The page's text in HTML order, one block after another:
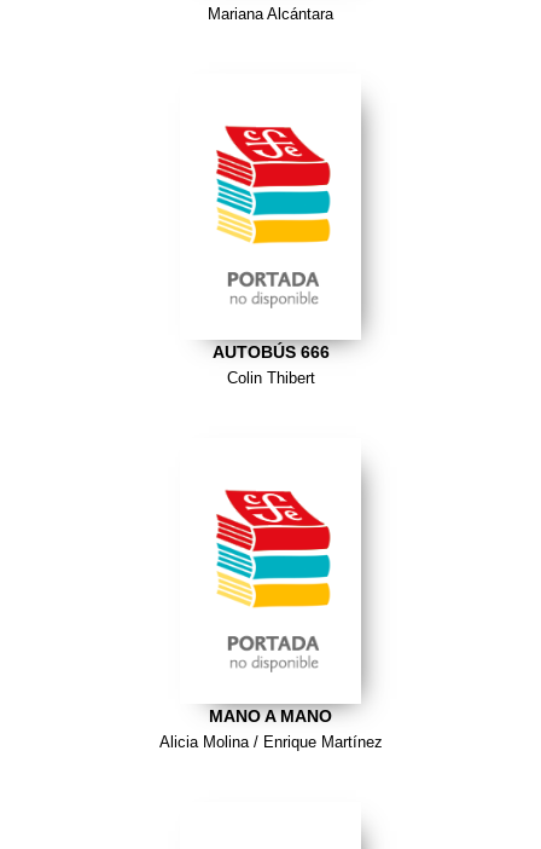
Mariana Alcántara
AUTOBÚS 666
Colin Thibert
MANO A MANO
Alicia Molina / Enrique Martínez